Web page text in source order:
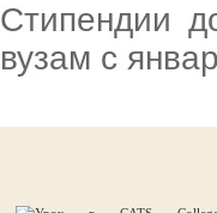
Стипендии
вузам с